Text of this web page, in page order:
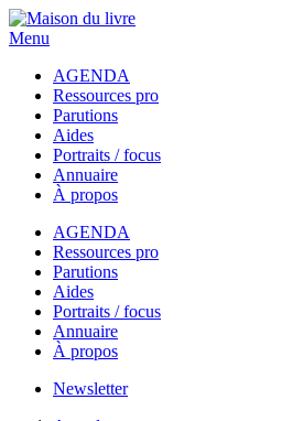
Menu
AGENDA
Ressources pro
Parutions
Aides
Portraits / focus
Annuaire
À propos
AGENDA
Ressources pro
Parutions
Aides
Portraits / focus
Annuaire
À propos
Newsletter